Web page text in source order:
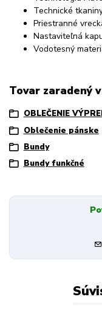
Technické
Priestranné
Nastaviteľná
Vodotesný
Tovar zaradený
OBLEČENIE
Oblečenie pánske
Bundy
Bundy funkčné